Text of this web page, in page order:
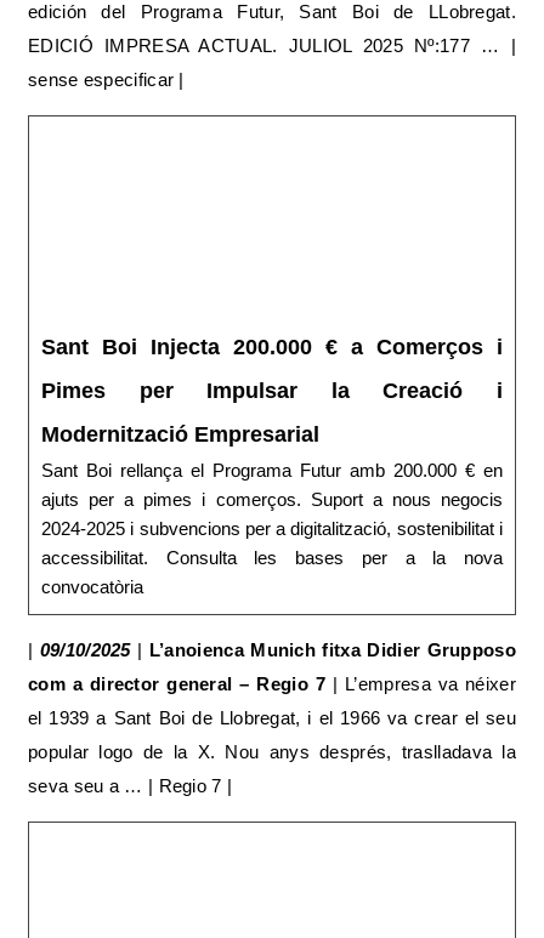
edición del Programa Futur, Sant Boi de LLobregat.
EDICIÓ IMPRESA ACTUAL. JULIOL 2025 Nº:177 … |
sense especificar |
Sant Boi Injecta 200.000 € a Comerços i
Pimes per Impulsar la Creació i
Modernització Empresarial
Sant Boi rellança el Programa Futur amb 200.000 € en
ajuts per a pimes i comerços. Suport a nous negocis
2024-2025 i subvencions per a digitalització, sostenibilitat i
accessibilitat. Consulta les bases per a la nova
convocatòria
| 09/10/2025| L’anoienca Munich fitxa Didier Grupposo
com a director general – Regio 7 | L’empresa va néixer
el 1939 a Sant Boi de Llobregat, i el 1966 va crear el seu
popular logo de la X. Nou anys després, traslladava la
seva seu a … | Regio 7 |